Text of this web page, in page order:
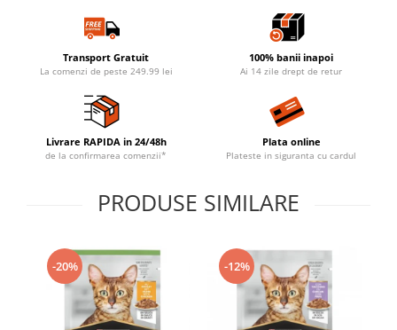
Transport Gratuit
La comenzi de peste 249.99 lei
100% banii inapoi
Ai 14 zile drept de retur
Livrare RAPIDA in 24/48h
de la confirmarea comenzii*
Plata online
Plateste in siguranta cu cardul
PRODUSE SIMILARE
-20% -12%